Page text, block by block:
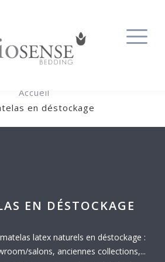
Accueil
en déstockage
EN DÉSTOCKAGE
latex naturels en déstockage :
salons, anciennes collections,...